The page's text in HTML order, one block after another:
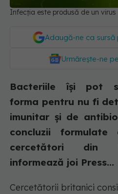
Infecția este produsă de un virus
Adaugă-ne ca
Urmărește-ne
Bacteriile îşi pot
forma pentru nu fi
imunitar şi de
concluzii
cercetători din
informează joi Press...
Cercetătorii britanici